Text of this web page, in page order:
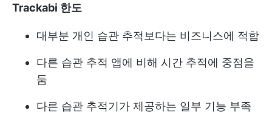
Trackabi 한도
대부분 개인 습관 추적보다는 비즈니스에 적합
다른 습관 추적 앱에 비해 시간 추적에 중점을
둠
다른 습관 추적기가 제공하는 일부 기능 부족